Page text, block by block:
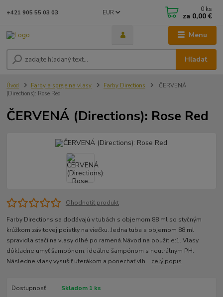
Menu
EUR
Hľadať
+421 905 55 03 03 0 ks
za 0,00 €
Úvod Farby a spreje na vlasy Farby Directions
ČERVENÁ
(Directions): Rose Red
ČERVENÁ (Directions): Rose Red
Ohodnotiť produkt
Farby Directions sa dodávajú v tubách s objemom 88 ml so styčným
krúžkom závitovej poistky na viečku. Jedna tuba s objemom 88 ml
spravidla stačí na vlasy dlhé po ramená.Návod na použitie:1. Vlasy
dôkladne umyť šampónom, ideálne šampónom s neutrálnym PH.
Následne vlasy vysušiť uterákom a ponechať vlh... celý popis
Dostupnosť
Skladom 1 ks